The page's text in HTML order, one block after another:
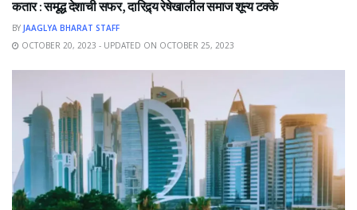
कतार : समृद्ध देशाची सफर, दारिद्र्य रेषेखालील समाज शून्य टक्के
BY JAAGLYA BHARAT STAFF
OCTOBER 20, 2023 - UPDATED ON OCTOBER 25, 2023